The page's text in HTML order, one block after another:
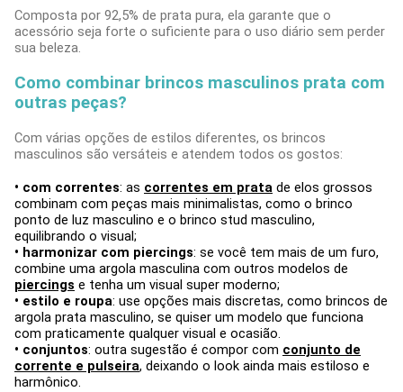
Composta por 92,5% de prata pura, ela garante que o
acessório seja forte o suficiente para o uso diário sem perder
sua beleza.
Como combinar brincos masculinos prata com
outras peças?
Com várias opções de estilos diferentes, os brincos
masculinos são versáteis e atendem todos os gostos:
• com correntes: as correntes em prata de elos grossos
combinam com peças mais minimalistas, como o brinco
ponto de luz masculino e o brinco stud masculino,
equilibrando o visual;
• harmonizar com piercings: se você tem mais de um furo,
combine uma argola masculina com outros modelos de
piercings e tenha um visual super moderno;
• estilo e roupa: use opções mais discretas, como brincos de
argola prata masculino, se quiser um modelo que funciona
com praticamente qualquer visual e ocasião.
• conjuntos: outra sugestão é compor com conjunto de
corrente e pulseira, deixando o look ainda mais estiloso e
harmônico.